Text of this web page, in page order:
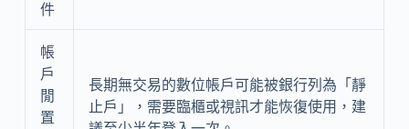
件
帳
戶
閒
置
長期無交易的數位帳戶可能被銀行列為「靜
止戶」，需要臨櫃或視訊才能恢復使用，建